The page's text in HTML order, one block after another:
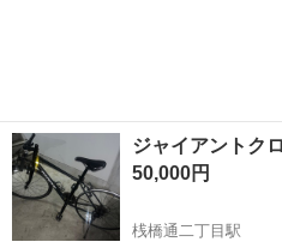
ジャイアントク
50,000円
桟橋通二丁目駅